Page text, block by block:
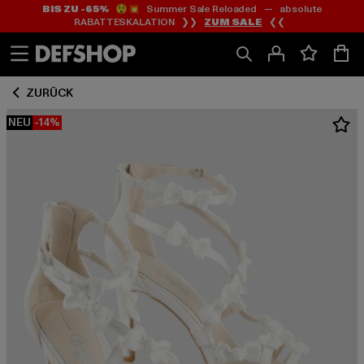
Zum
Inhalt
springen
Zum
Fußzeile
springen
BIS ZU -65%😲💥 Summer Sale Reloaded — absolute
RABATTESKALATION ❯❯ ZUM SALE ❮❮
ZURÜCK
NEU -14%